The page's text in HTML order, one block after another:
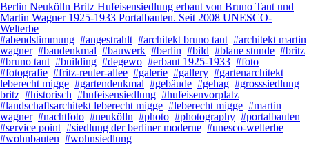
Berlin Neukölln Britz Hufeisensiedlung erbaut von Bruno Taut und
Martin Wagner 1925-1933 Portalbauten. Seit 2008 UNESCO-
Welterbe
#abendstimmung #angestrahlt #architekt bruno taut #architekt martin
wagner #baudenkmal #bauwerk #berlin #bild #blaue stunde #britz
#bruno taut #building #degewo #erbaut 1925-1933 #foto
#fotografie #fritz-reuter-allee #galerie #gallery #gartenarchitekt
leberecht migge #gartendenkmal #gebäude #gehag #grosssiedlung
britz #historisch #hufeisensiedlung #hufeisenvorplatz
#landschaftsarchitekt leberecht migge #leberecht migge #martin
wagner #nachtfoto #neukölln #photo #photography #portalbauten
#service point #siedlung der berliner moderne #unesco-welterbe
#wohnbauten #wohnsiedlung